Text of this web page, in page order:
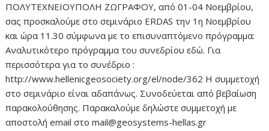
ΠΟΛΥΤΕΧΝΕΙΟΥΠΟΛΗ ΖΩΓΡΑΦΟΥ, από 01-04 Νοεμβρίου,
σας προσκαλούμε στο σεμινάριο ERDAS την 1η Νοεμβρίου
και ώρα 11.30 σύμφωνα με το επισυναπτόμενο πρόγραμμα:
Αναλυτικότερο πρόγραμμα του συνεδρίου εδώ. Για
περισσότερα για το συνέδριο :
http://www.hellenicgeosociety.org/el/node/362 Η συμμετοχή
στο σεμινάριο είναι αδαπάνως. Συνοδεύεται από βεβαίωση
παρακολούθησης. Παρακαλούμε δηλώστε συμμετοχή με
αποστολή email στο mail@geosystems-hellas.gr